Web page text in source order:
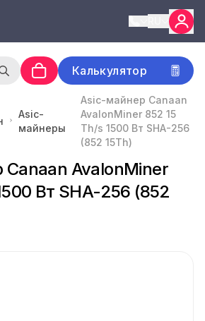
Калькулятор
Asic-
майнеры
Asic-майнер Canaan
AvalonMiner 852 15
Th/s 1500 Вт SHA-256
(852 15Th)
AvalonMiner
Вт SHA-256 (852